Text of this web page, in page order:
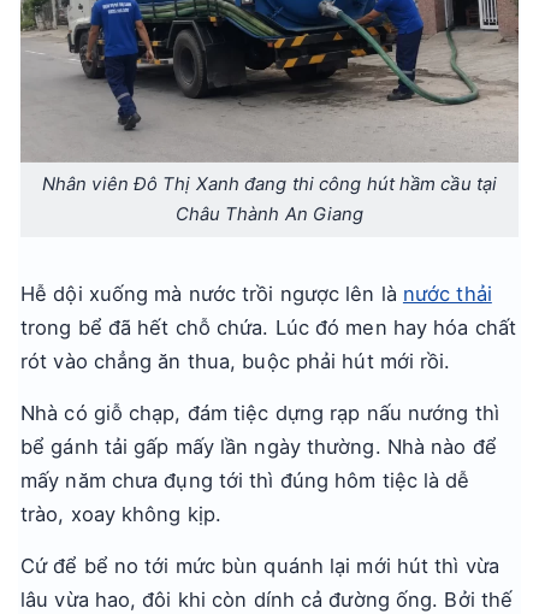
Nhân viên Đô Thị Xanh đang thi công hút hầm cầu tại
Châu Thành An Giang
Hễ dội xuống mà nước trồi ngược lên là nước thải
trong bể đã hết chỗ chứa. Lúc đó men hay hóa chất
rót vào chẳng ăn thua, buộc phải hút mới rồi.
Nhà có giỗ chạp, đám tiệc dựng rạp nấu nướng thì
bể gánh tải gấp mấy lần ngày thường. Nhà nào để
mấy năm chưa đụng tới thì đúng hôm tiệc là dễ
trào, xoay không kịp.
Cứ để bể no tới mức bùn quánh lại mới hút thì vừa
lâu vừa hao, đôi khi còn dính cả đường ống. Bởi thế